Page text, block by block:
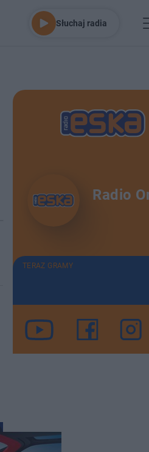
Słuchaj radia
Radio
TERAZ GRAMY